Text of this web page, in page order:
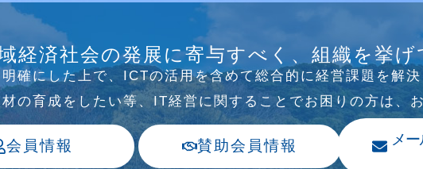
ューション研究会、WEB/SNS研究会を行
す経済社会の発展に寄与すべく、組織を挙
確にした上で、ICTの活⽤を含めて総合的に経営課題を解
の育成をしたい等、IT経営に関することでお困りの⽅は、
会員情報 賛助会員情報
メ